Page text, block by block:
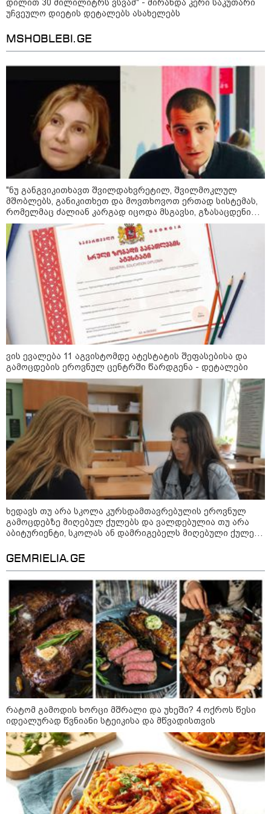
09:00 / 07-08-2026
18 წელი აგვისტოს ომიდან - ტრაგიკული
მოვლენების ქრონოლოგია, რომელიც
შესაძლოა, აღარ გვახსოვს
სასკოლო ფორმების ჩინეთიდან
საქართველოში მოწოდება სამ
ეტაპად მოხდება - დეტალები
11:42 / 07-08-2026
რატომ ჩაბნელდა საქართველო
მესამედ და გველოდება თუ არა
ზამთარში მასშტაბური
ენერგოკრიზისი - "პრობლემის
მოგვარებას დაახლოებით ერთი
თვე დასჭირდება"
23:14 / 06-08-2026
სამოქალაქო საზოგადოების
წარმომადგენლები 2008 წლის
რუსეთ-საქართველოს აგვისტოს
ომის 18 წლისთავთან
დაკავშირებით ერთობლივ
განცხადებას ავრცელებენ
22:35 / 06-08-2026
"კიდევ ერთხელ მოვუწოდებ
საქართველოს მთავრობას, მისი
დაუყოვნებლივი და უპირობო
გათავისუფლებისკენ" - რას
წერს ეუთო-ს წარმომადგენელი
აგვისტოს ომში, გორში
საბრძოლო ნათლობა მიღებული
რუსული „ისკანდერი“ დღეს კიევის
მთავარ კოშმარად იქცა
კრეისერ "ედინბურგის" საიდუმლო:
როგორ იპოვეს 40 წლის შემდეგ 5
ტონა "სტალინის ოქრო"
ედუარდ შევარდნაძის
დილით 30 მილილიტრს ვსვამ" - მირანდა კერი საკუთარი
უჩვეულო დიეტის დეტალებს ასახელებს
MSHOBLEBI.GE
"ნუ განგვიკითხავთ შვილდახვრეტილ, შვილმოკლულ
მშობლებს, განიკითხეთ და მოვთხოვოთ ერთად სისტემას,
რომელმაც ძალიან კარგად იცოდა მსგავსი, გზასაცდენილი
ახალგაზრდების არსებობა და არაფერი გააკეთა მათ
სწორ გზაზე დასაყენებლად…" - იზა ომაძე
ვის ევალება 11 აგვისტომდე ატესტატის შეფასებისა და
გამოცდების ეროვნულ ცენტრში წარდგენა - დეტალები
ხედავს თუ არა სკოლა კურსდამთავრებულის ეროვნულ
გამოცდებზე მიღებულ ქულებს და ვალდებულია თუ არა
აბიტურიენტი, სკოლას ან დამრიგებელს მიღებული ქულები
GEMRIELIA.GE
რატომ გამოდის ხორცი მშრალი და უხეში? 4 ოქროს წესი
იდეალურად წვნიანი სტეიკისა და მწვადისთვის